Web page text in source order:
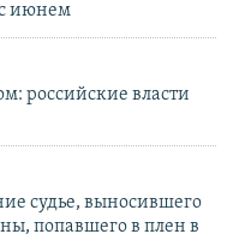
июнем
российские власти
судье, выносившего
попавшего в плен в